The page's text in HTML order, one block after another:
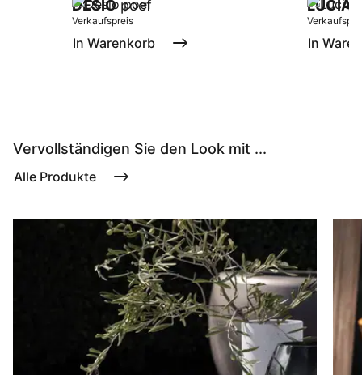
DESIOpoef
Verkaufspreis
In Warenkorb
LUCIA
In
Vervollständigen Sie den Look mit ...
Alle Produkte